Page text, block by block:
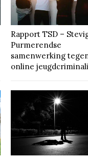
Rapport TSD –
Purmerendse
samenwerking
online